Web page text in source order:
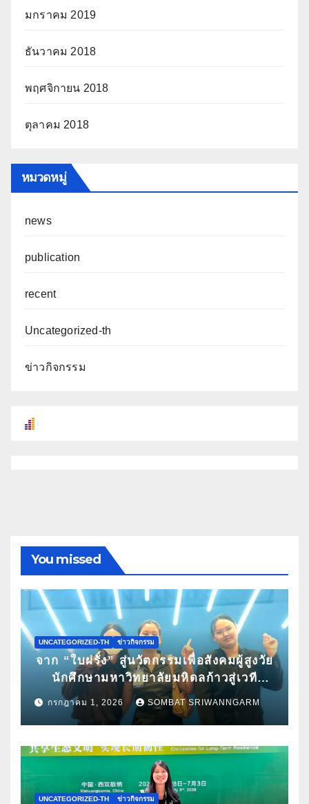
มกราคม 2019
ธันวาคม 2018
พฤศจิกายน 2018
ตุลาคม 2018
หมวดหมู่
news
publication
recent
Uncategorized-th
ข่าวกิจกรรม
You missed
UNCATEGORIZED-TH ข่าวกิจกรรม
จาก “ใบฝรั่ง” สู่นวัตกรรมเพื่อสังคมผู้สูงวัย
นักศึกษามหาวิทยาลัยมหิดลก้าวสู่เวที
Pitching ระดับนานาชาติ ในงาน World
Spa & Well-being Congress 2026
กรกฎาคม 1, 2026 SOMBAT SRIWANNGARM
UNCATEGORIZED-TH ข่าวกิจกรรม